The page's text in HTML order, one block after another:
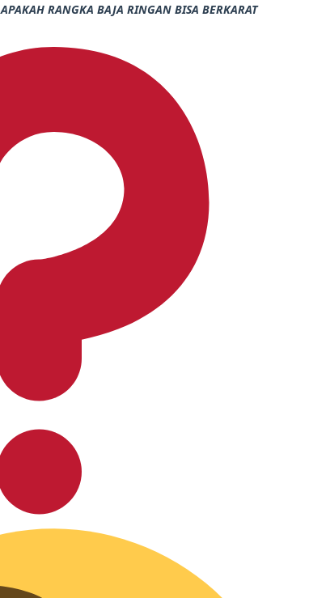
APAKAH RANGKA BAJA RINGAN BISA BERKARAT